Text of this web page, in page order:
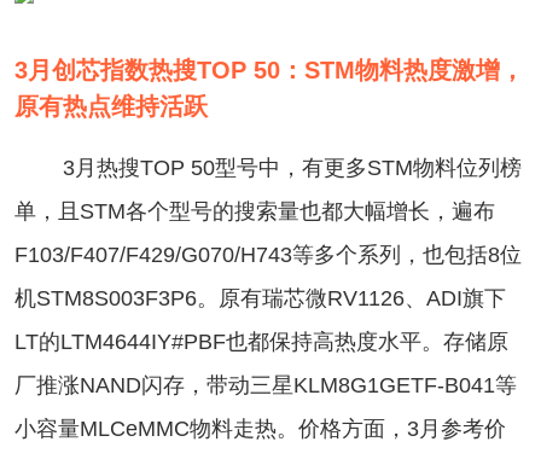
3月创芯指数热搜TOP 50：STM物料热度激增，
原有热点维持活跃
3月热搜TOP 50型号中，有更多STM物料位列榜
单，且STM各个型号的搜索量也都大幅增长，遍布
F103/F407/F429/G070/H743等多个系列，也包括8位
机STM8S003F3P6。原有瑞芯微RV1126、ADI旗下
LT的LTM4644IY#PBF也都保持高热度水平。存储原
厂推涨NAND闪存，带动三星KLM8G1GETF-B041等
小容量MLCeMMC物料走热。价格方面，3月参考价